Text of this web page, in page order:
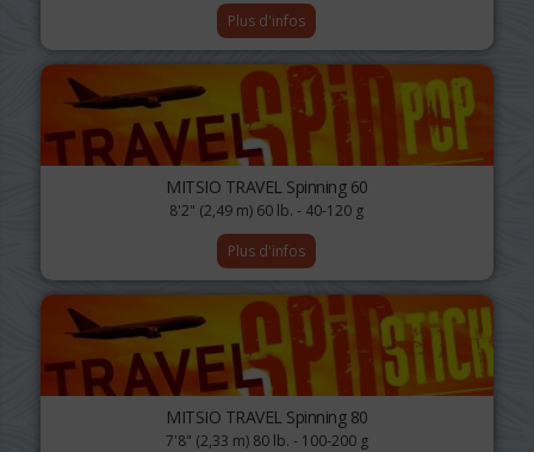
Plus d'infos
MITSIO TRAVEL Spinning 60
8'2" (2,49 m) 60 lb. - 40-120 g
Plus d'infos
MITSIO TRAVEL Spinning 80
7'8" (2,33 m) 80 lb. - 100-200 g